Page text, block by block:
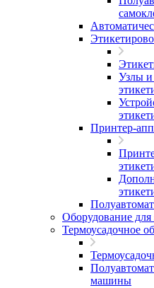
Узлы
Принтер-
Оборудование для
Термоусадочное
машины